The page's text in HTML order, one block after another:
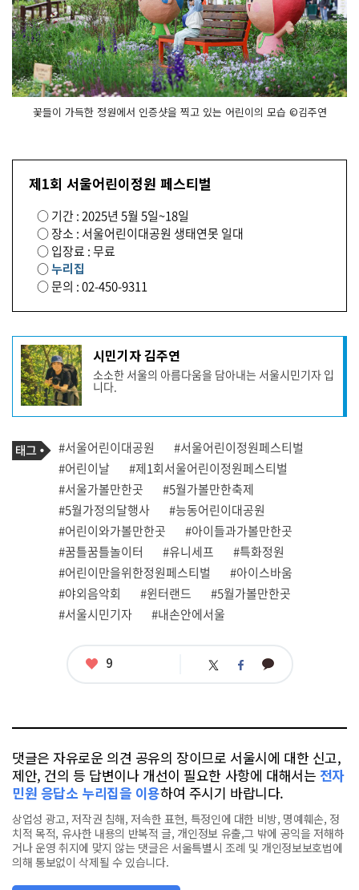
꽃들이 가득한 정원에서 인증샷을 찍고 있는 어린이의 모습 ©김주연
제1회 서울어린이정원 페스티벌
○ 기간 : 2025년 5월 5일~18일
○ 장소 : 서울어린이대공원 생태연못 일대
○ 입장료 : 무료
○누리집
○ 문의 : 02-450-9311
기
사
작
성
자
프
필
시민기자 김주연
소소한 서울의 아름다움을 담아내는 서울시민기자 입
니다.
기
사
관
련
태
그
태
그
#서울어린이대공원
#서울어린이정원페스티벌
#어린이날
#제1회서울어린이정원페스티벌
#서울가볼만한곳
#5월가볼만한축제
#5월가정의달행사
#능동어린이대공원
#어린이와가볼만한곳
#아이들과가볼만한곳
#꿈틀꿈틀놀이터
#유니세프
#특화정원
#어린이만을위한정원페스티벌
#아이스바움
#야외음악회
#윈터랜드
#5월가볼만한곳
#서울시민기자
#내손안에서울
좋
9 트 페 카
댓글은 자유로운 의견 공유의 장이므로 서울시에 대한 신고,
제안, 건의 등 답변이나 개선이 필요한 사항에 대해서는 전자
민원 응답소 누리집을 이용하여 주시기 바랍니다.
상업성 광고, 저작권 침해, 저속한 표현, 특정인에 대한 비방, 명예훼손, 정
치적 목적, 유사한 내용의 반복적 글, 개인정보 유출,그 밖에 공익을 저해하
거나 운영 취지에 맞지 않는 댓글은 서울특별시 조례 및 개인정보보호법에
의해 통보없이 삭제될 수 있습니다.